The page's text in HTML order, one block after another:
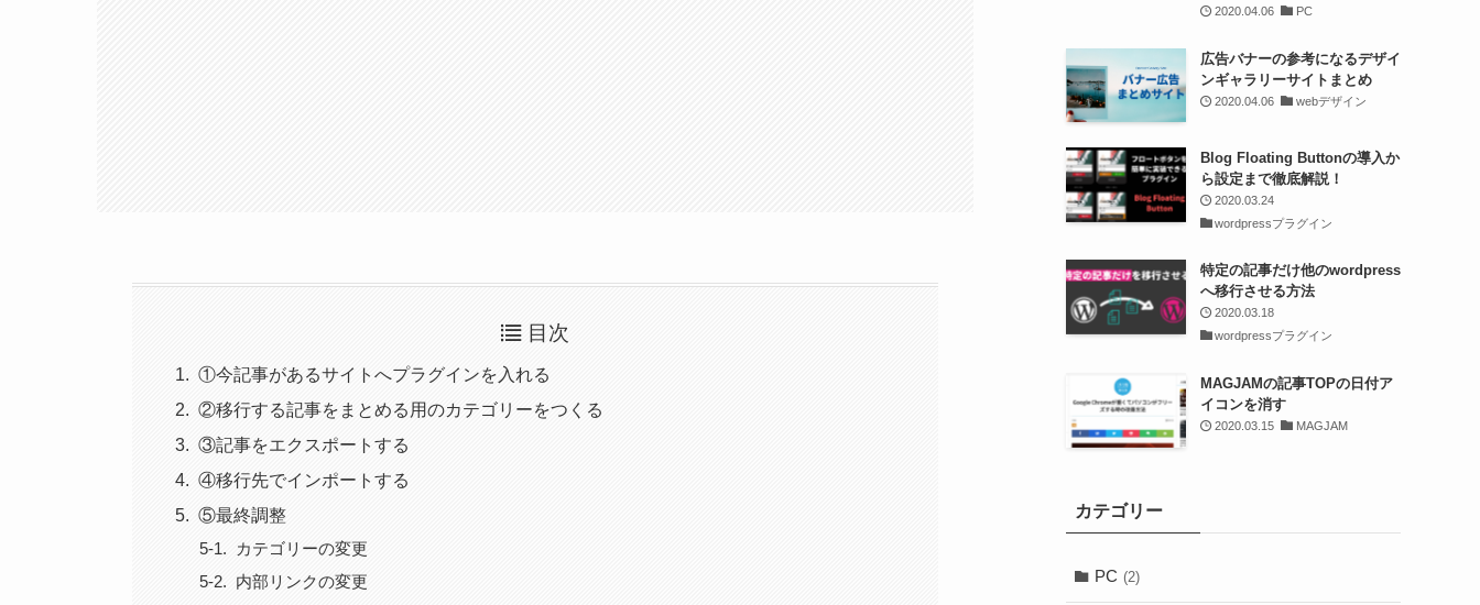
目次
①今記事があるサイトへプラグインを入れる
②移行する記事をまとめる用のカテゴリーをつくる
③記事をエクスポートする
④移行先でインポートする
⑤最終調整
カテゴリーの変更
内部リンクの変更
2020.04.06 PC
広告バナーの参考になるデザイ
ンギャラリーサイトまとめ
2020.04.06 webデザイン
Blog Floating Buttonの導入か
ら設定まで徹底解説！
2020.03.24
wordpressプラグイン
特定の記事だけ他のwordpress
へ移行させる方法
2020.03.18
wordpressプラグイン
MAGJAMの記事TOPの日付ア
イコンを消す
2020.03.15 MAGJAM
カテゴリー
PC (2)